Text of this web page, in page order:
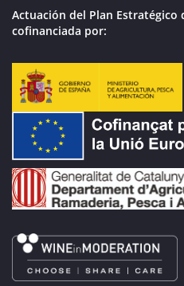
Actuación del Plan Estratégico
cofinanciada por: